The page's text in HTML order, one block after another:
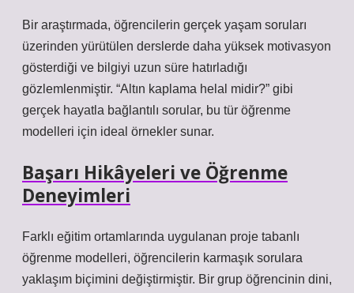
Bir araştırmada, öğrencilerin gerçek yaşam soruları
üzerinden yürütülen derslerde daha yüksek motivasyon
gösterdiği ve bilgiyi uzun süre hatırladığı
gözlemlenmiştir. “Altın kaplama helal midir?” gibi
gerçek hayatla bağlantılı sorular, bu tür öğrenme
modelleri için ideal örnekler sunar.
Başarı Hikâyeleri ve Öğrenme
Deneyimleri
Farklı eğitim ortamlarında uygulanan proje tabanlı
öğrenme modelleri, öğrencilerin karmaşık sorulara
yaklaşım biçimini değiştirmiştir. Bir grup öğrencinin dini,